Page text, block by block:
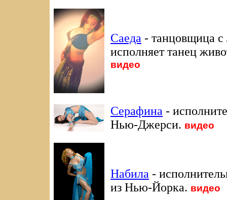
Саеда - танцовщица
исполняет танец
видео
Серафина -
Нью-Джерси. видео
Набила -
из Нью-Йорка. видео